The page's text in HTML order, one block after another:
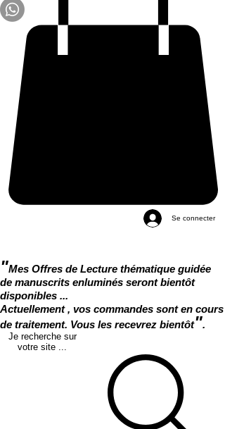
Se connecter
"Mes Offres de Lecture thématique guidée
de manuscrits enluminés seront bientôt
disponibles ...
Actuellement , vos commandes sont en cours
de traitement. Vous les recevrez bientôt".
Je recherche sur
votre site ...